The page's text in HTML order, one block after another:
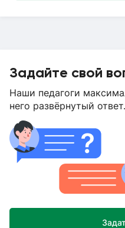
Задайте свой
Наши педагоги
него развёрнутый ответ.